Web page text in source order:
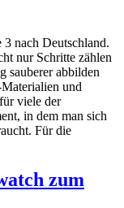
nach Deutschland.
nur Schritte zählen
sauberer abbilden
und
viele der
in dem man sich
Für die
zum